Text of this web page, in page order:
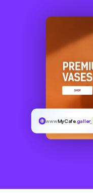
wwwMyCafe.gallery